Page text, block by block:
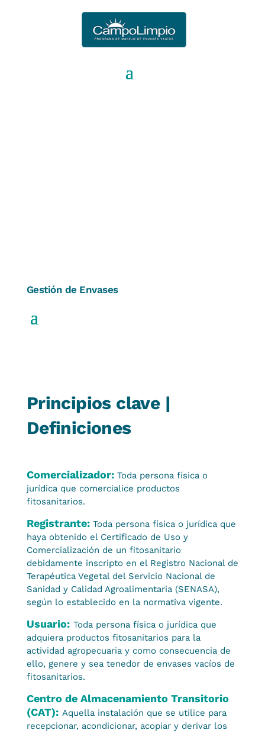
Gestión de Envases
Principios clave |
Definiciones
Comercializador: Toda persona física o
jurídica que comercialice productos
fitosanitarios.
Registrante: Toda persona física o jurídica que
haya obtenido el Certificado de Uso y
Comercialización de un fitosanitario
debidamente inscripto en el Registro Nacional de
Terapéutica Vegetal del Servicio Nacional de
Sanidad y Calidad Agroalimentaria (SENASA),
según lo establecido en la normativa vigente.
Usuario: Toda persona física o jurídica que
adquiera productos fitosanitarios para la
actividad agropecuaria y como consecuencia de
ello, genere y sea tenedor de envases vacíos de
fitosanitarios.
Centro de Almacenamiento Transitorio
(CAT): Aquella instalación que se utilice para
recepcionar, acondicionar, acopiar y derivar los